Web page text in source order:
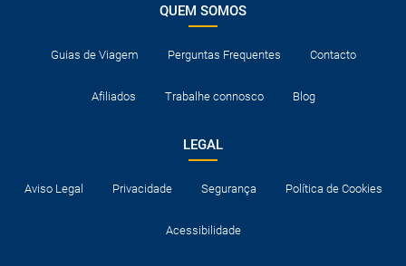
QUEM SOMOS
Guias de Viagem Perguntas Frequentes Contacto
Afiliados Trabalhe connosco Blog
LEGAL
Aviso Legal Privacidade Segurança Política de Cookies
Acessibilidade